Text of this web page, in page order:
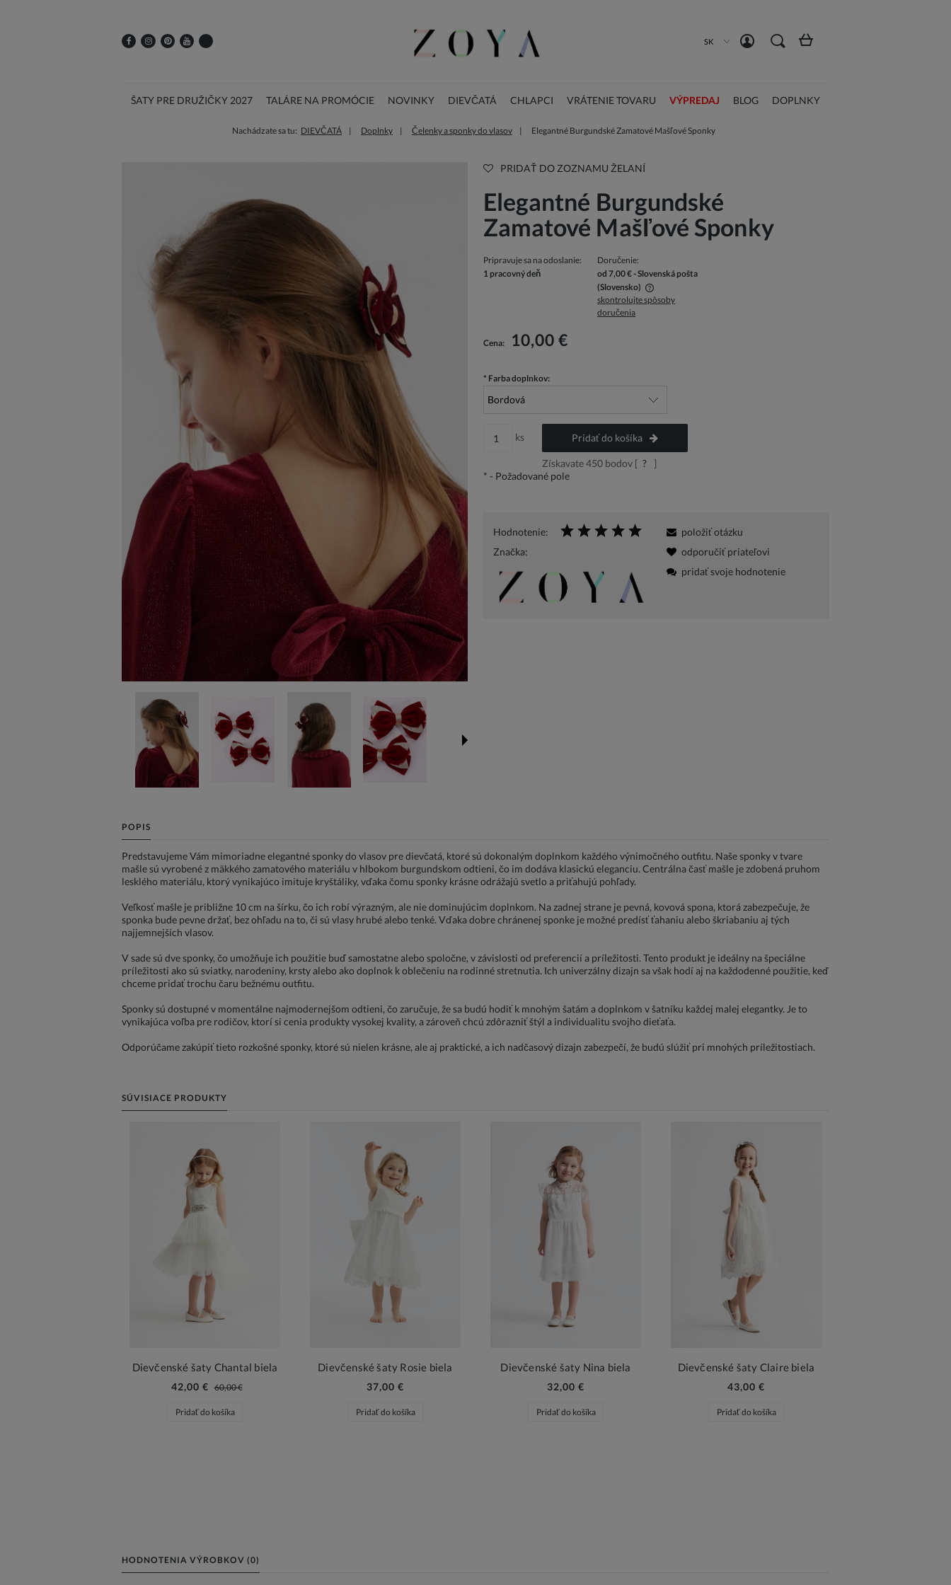
SK
ŠATY PRE DRUŽIČKY 2027 TALÁRE NA PROMÓCIE NOVINKY DIEVČATÁ CHLAPCI VRÁTENIE TOVARU VÝPREDAJ BLOG DOPLNKY
Nachádzate sa tu: DIEVČATÁ Doplnky Čelenky a sponky do vlasov Elegantné Burgundské Zamatové Mašľové Sponky
PRIDAŤ DO ZOZNAMU ŽELANÍ
Elegantné Burgundské
Zamatové Mašľové Sponky
Pripravuje sa na odoslanie:
1 pracovný deň
Doručenie:
od 7,00 €- Slovenská pošta
(Slovensko)
V cene nie sú zahrnuté prípadné náklady na
skontrolujte spôsoby
doručenia
Cena: 10,00 €
* Farba doplnkov:
ks Pridať do košíka
Získavate450bodov [ ?
]
* - Požadované pole
Hodnotenie:
Značka:
položiť otázku
odporučiť priateľovi
pridať svoje hodnotenie
POPIS
Predstavujeme Vám mimoriadne elegantné sponky do vlasov pre dievčatá, ktoré sú dokonalým doplnkom každého výnimočného outfitu. Naše sponky v tvare
mašle sú vyrobené z mäkkého zamatového materiálu v hlbokom burgundskom odtieni, čo im dodáva klasickú eleganciu. Centrálna časť mašle je zdobená pruhom
lesklého materiálu, ktorý vynikajúco imituje kryštáliky, vďaka čomu sponky krásne odrážajú svetlo a priťahujú pohľady.
Veľkosť mašle je približne 10 cm na šírku, čo ich robí výrazným, ale nie dominujúcim doplnkom. Na zadnej strane je pevná, kovová spona, ktorá zabezpečuje, že
sponka bude pevne držať, bez ohľadu na to, či sú vlasy hrubé alebo tenké. Vďaka dobre chránenej sponke je možné predísť ťahaniu alebo škriabaniu aj tých
najjemnejších vlasov.
V sade sú dve sponky, čo umožňuje ich použitie buď samostatne alebo spoločne, v závislosti od preferencií a príležitosti. Tento produkt je ideálny na špeciálne
príležitosti ako sú sviatky, narodeniny, krsty alebo ako doplnok k oblečeniu na rodinné stretnutia. Ich univerzálny dizajn sa však hodí aj na každodenné použitie, keď
chceme pridať trochu čaru bežnému outfitu.
Sponky sú dostupné v momentálne najmodernejšom odtieni, čo zaručuje, že sa budú hodiť k mnohým šatám a doplnkom v šatníku každej malej elegantky. Je to
vynikajúca voľba pre rodičov, ktorí si cenia produkty vysokej kvality, a zároveň chcú zdôrazniť štýl a individualitu svojho dieťaťa.
Odporúčame zakúpiť tieto rozkošné sponky, ktoré sú nielen krásne, ale aj praktické, a ich nadčasový dizajn zabezpečí, že budú slúžiť pri mnohých príležitostiach.
SÚVISIACE PRODUKTY
Dievčenské šaty Chantal biela
42,00 € 60,00 €
Pridať do košíka
Dievčenské šaty Rosie biela
37,00 €
Pridať do košíka
Dievčenské šaty Nina biela
32,00 €
Pridať do košíka
Dievčenské šaty Claire biela
43,00 €
Pridať do košíka
HODNOTENIA VÝROBKOV (0)